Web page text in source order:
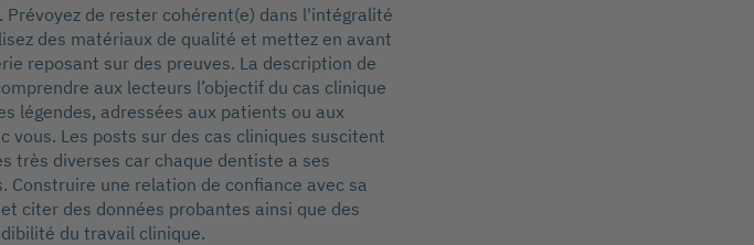
de rester cohérent(e) dans l'intégralité
des matériaux de qualité et mettez en avant
reposant sur des preuves. La description de
aux lecteurs l’objectif du cas clinique
légendes, adressées aux patients ou aux
Les posts sur des cas cliniques suscitent
très diverses car chaque dentiste a ses
une relation de confiance avec sa
citer des données probantes ainsi que des
du travail clinique.